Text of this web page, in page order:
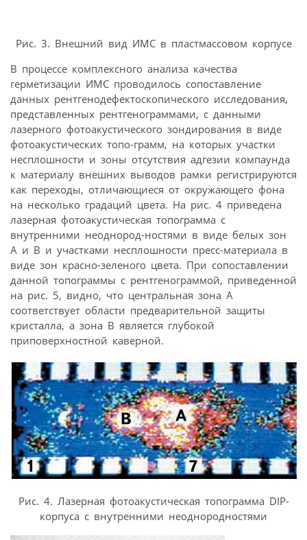
Рис. 3. Внешний вид ИМС в пластмассовом корпусе
В процессе комплексного анализа качества
герметизации ИМС проводилось сопоставление
данных рентгенодефектоскопического исследования,
представленных рентгенограммами, с данными
лазерного фотоакустического зондирования в виде
фотоакустических топо-грамм, на которых участки
несплошности и зоны отсутствия адгезии компаунда
к материалу внешних выводов рамки регистрируются
как переходы, отличающиеся от окружающего фона
на несколько градаций цвета. На рис. 4 приведена
лазерная фотоакустическая топограмма с
внутренними неоднород-ностями в виде белых зон
A и B и участками несплошности пресс-материала в
виде зон красно-зеленого цвета. При сопоставлении
данной топограммы с рентгенограммой, приведенной
на рис. 5, видно, что центральная зона A
соответствует области предварительной защиты
кристалла, а зона B является глубокой
приповерхностной каверной.
Рис. 4. Лазерная фотоакустическая топограмма DIP-
корпуса с внутренними неоднородностями